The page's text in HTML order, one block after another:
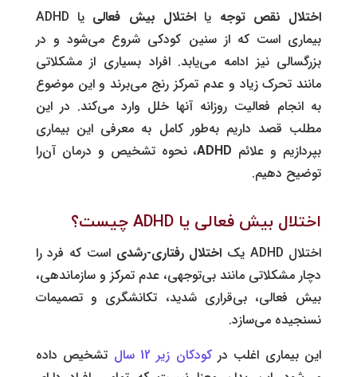
اختلال نقص توجه یا اختلال بیش فعالی
یا ADHD
بیماری‌ است که از سنین کودکی شروع می‌شود و در‌
بزرگسالی نیز ادامه می‌یابد. افراد بسیاری از مشکلاتی
مانند تحرک زیاد و عدم تمرکز رنج می‌برند و این موضوع
به انجام فعالیت روزانه آنها خلل وارد می‌کند. در‌ این
مطلب قصد داریم به‌طور کامل به معرفی این بیماری
بپردازیم و علائم ADHD، نحوه تشخیص و درمان آن‌را
توضیح دهیم.
اختلال بیش فعالی یا ADHD چیست؟
اختلال ADHD یک اختلال رفتاری-رشدی است که فرد را
دچار مشکلاتی مانند بی‌توجهی، عدم تمرکز و سازماندهی،
بیش فعالی، بی‌قراری شدید، تکانشگری و تصمیمات
نسنجیده می‌سازد.
این بیماری اغلب درکودکان زیر 12 سال
تشخیص داده